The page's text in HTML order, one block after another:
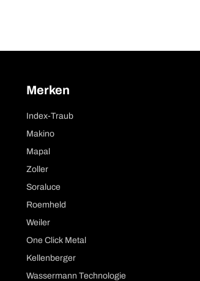
Merken
Index-Traub
Makino
Mapal
Zoller
Soraluce
Roemheld
Weiler
One Click Metal
Kellenberger
Wassermann Technologie